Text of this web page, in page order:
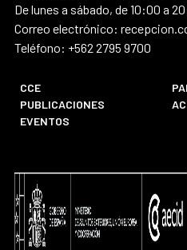
De lunes a sábado, de 10:00 a
Correo electrónico:
Teléfono: +562 2795 9700
CCE
PUBLICACIONES
EVENTOS